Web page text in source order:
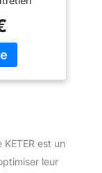
KETER est un
leur